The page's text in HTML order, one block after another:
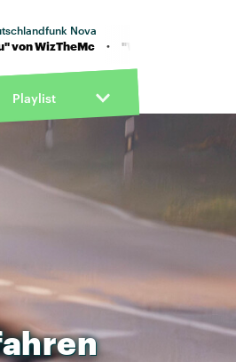
Nova
· "Wait For You" von WizTheMc
Playlist